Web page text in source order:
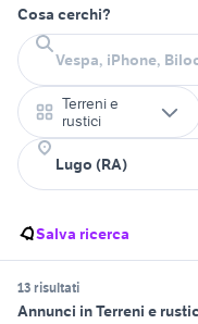
Cosa cerchi?
Terreni e
rustici
Salva ricerca
13 risultati
Annunci in Terreni e